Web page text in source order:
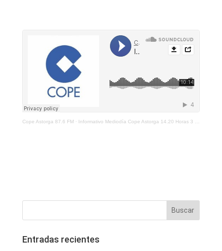
Cope Astorga 87.6 FM· Informativo Mediodía Cope Astorga 14.20 Horas 3 de Diciembre 2021
Entradas recientes